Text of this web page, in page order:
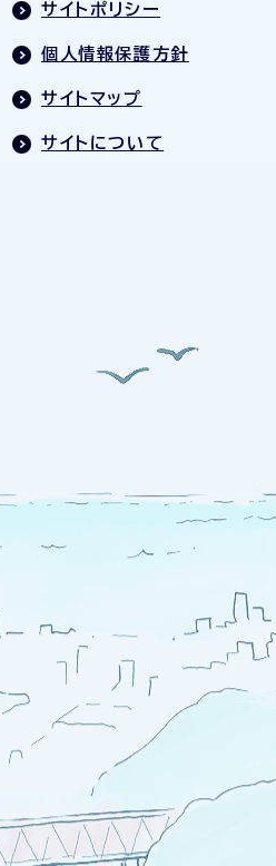
サイトポリシー
個人情報保護方針
サイトマップ
サイトについて